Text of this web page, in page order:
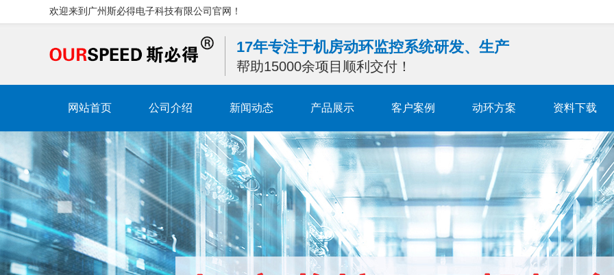
欢迎来到广州斯必得电子科技有限公司官网！
17年专注于机房动环监控系统研发、生产
帮助15000余项目顺利交付！
网站首页 公司介绍 新闻动态 产品展示 客户案例 动环方案 资料下载